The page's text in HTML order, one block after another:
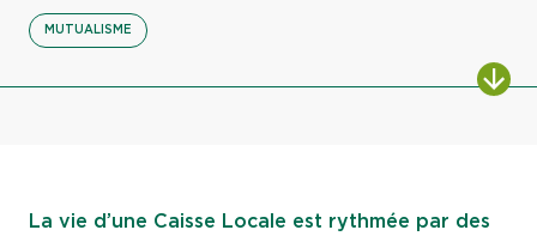
MUTUALISME
La vie d’une Caisse Locale est rythmée par des